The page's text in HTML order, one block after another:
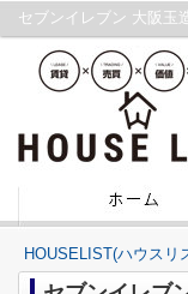
セブンイレブン 大阪玉
HOUSELIST(ハウスリ